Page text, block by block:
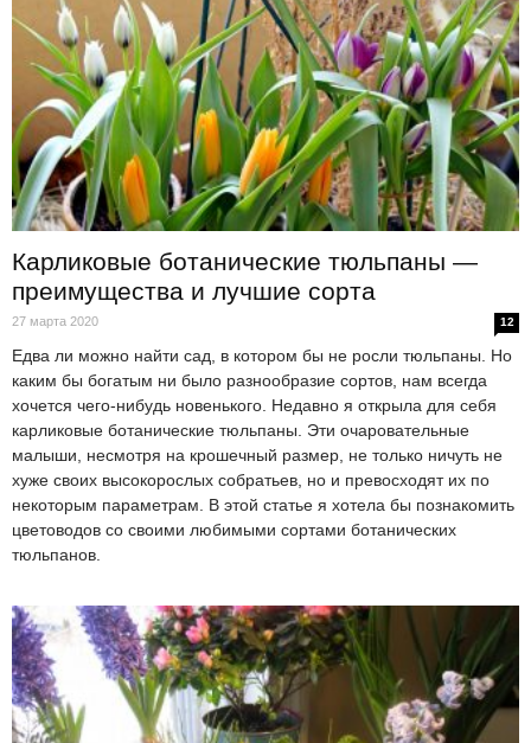
Карликовые ботанические тюльпаны —
преимущества и лучшие сорта
27 марта 2020 12
Едва ли можно найти сад, в котором бы не росли тюльпаны. Но
каким бы богатым ни было разнообразие сортов, нам всегда
хочется чего-нибудь новенького. Недавно я открыла для себя
карликовые ботанические тюльпаны. Эти очаровательные
малыши, несмотря на крошечный размер, не только ничуть не
хуже своих высокорослых собратьев, но и превосходят их по
некоторым параметрам. В этой статье я хотела бы познакомить
цветоводов со своими любимыми сортами ботанических
тюльпанов.